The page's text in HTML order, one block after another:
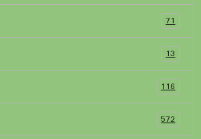
71
13
116
572